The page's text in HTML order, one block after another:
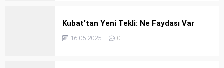
Kubat’tan Yeni Tekli: Ne Faydası Var
16.05.2025 0